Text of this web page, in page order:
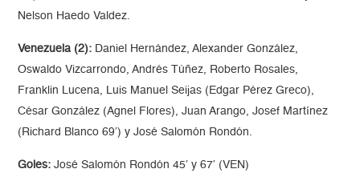
Nelson Haedo Valdez.
Venezuela (2): Daniel Hernández, Alexander González,
Oswaldo Vizcarrondo, Andrés Túñez, Roberto Rosales,
Franklin Lucena, Luis Manuel Seijas (Edgar Pérez Greco),
César González (Agnel Flores), Juan Arango, Josef Martínez
(Richard Blanco 69′) y José Salomón Rondón.
Goles: José Salomón Rondón 45′ y 67′ (VEN)